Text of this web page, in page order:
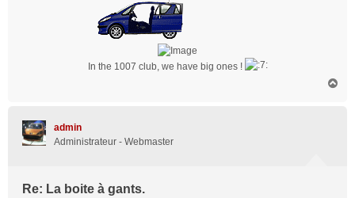
In the 1007 club, we have big ones !
admin
Administrateur - Webmaster
Re: La boite à gants.